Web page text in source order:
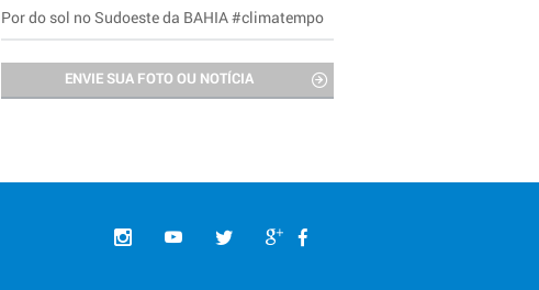
Por do sol no Sudoeste da BAHIA #climatempo
ENVIE SUA FOTO OU NOTÍCIA